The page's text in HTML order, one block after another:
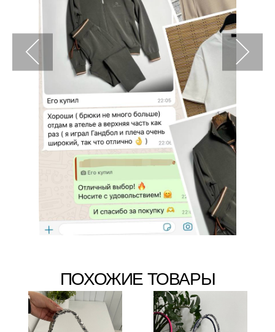
ПОХОЖИЕ ТОВАРЫ